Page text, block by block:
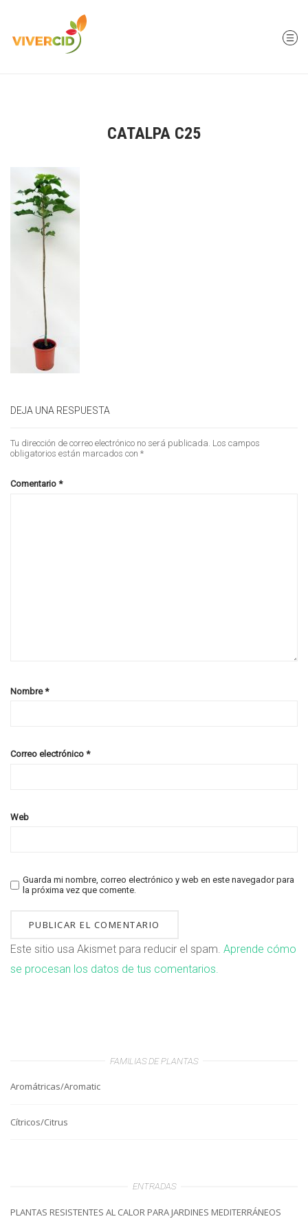
CATALPA C25
DEJA UNA RESPUESTA
Tu dirección de correo electrónico no será publicada. Los campos
obligatorios están marcados con *
Comentario *
Nombre*
Correo electrónico *
Web
Guarda mi nombre, correo electrónico y web en este navegador para
la próxima vez que comente.
Este sitio usa Akismet para reducir el spam. Aprende cómo
se procesan los datos de tus comentarios.
FAMILIAS DE PLANTAS
Aromátricas/Aromatic
Cítricos/Citrus
ENTRADAS
PLANTAS RESISTENTES AL CALOR PARA JARDINES MEDITERRÁNEOS